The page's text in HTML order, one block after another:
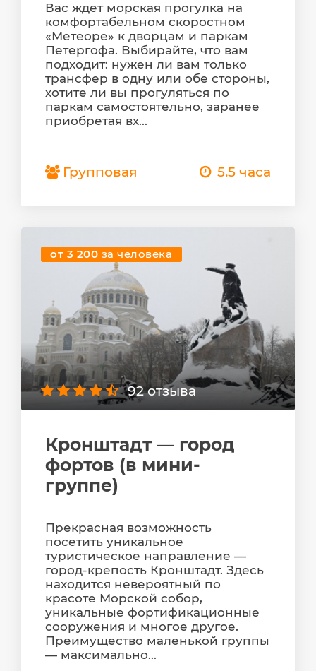
Вас ждет морская прогулка на
комфортабельном скоростном
«Метеоре» к дворцам и паркам
Петергофа. Выбирайте, что вам
подходит: нужен ли вам только
трансфер в одну или обе стороны,
хотите ли вы прогуляться по
паркам самостоятельно, заранее
приобретая вх...
Групповая 5.5 часа
от 3 200 за человека
92 отзыва
Кронштадт — город
фортов (в мини-
группе)
Прекрасная возможность
посетить уникальное
туристическое направление —
город-крепость Кронштадт. Здесь
находится невероятный по
красоте Морской собор,
уникальные фортификационные
сооружения и многое другое.
Преимущество маленькой группы
— максимально...